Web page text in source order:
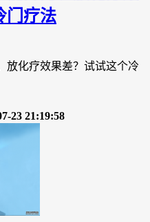
门疗法
放化疗效果差？试试这个冷
23 21:19:58